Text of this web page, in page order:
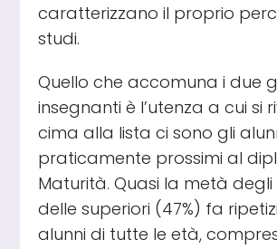
caratterizzano il proprio
studi.
Quello che accomuna i due
insegnanti è l’utenza a cui si
cima alla lista ci sono gli
praticamente prossimi al
Maturità. Quasi la metà
delle superiori (47%) fa
alunni di tutte le età,